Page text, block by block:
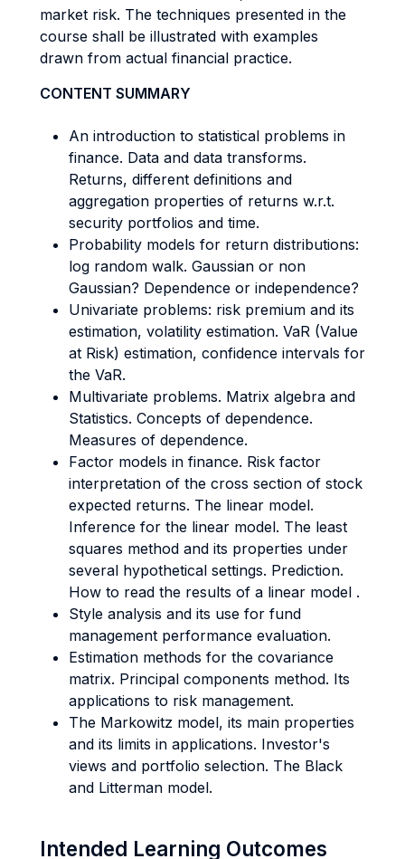
market risk. The techniques presented in the
course shall be illustrated with examples
drawn from actual financial practice.
CONTENT SUMMARY
An introduction to statistical problems in
finance. Data and data transforms.
Returns, different definitions and
aggregation properties of returns w.r.t.
security portfolios and time.
Probability models for return distributions:
log random walk. Gaussian or non
Gaussian? Dependence or independence?
Univariate problems: risk premium and its
estimation, volatility estimation. VaR (Value
at Risk) estimation, confidence intervals for
the VaR.
Multivariate problems. Matrix algebra and
Statistics. Concepts of dependence.
Measures of dependence.
Factor models in finance. Risk factor
interpretation of the cross section of stock
expected returns. The linear model.
Inference for the linear model. The least
squares method and its properties under
several hypothetical settings. Prediction.
How to read the results of a linear model .
Style analysis and its use for fund
management performance evaluation.
Estimation methods for the covariance
matrix. Principal components method. Its
applications to risk management.
The Markowitz model, its main properties
and its limits in applications. Investor's
views and portfolio selection. The Black
and Litterman model.
Intended Learning Outcomes